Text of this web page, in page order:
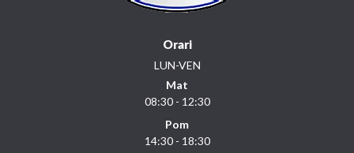
Orari
LUN-VEN
Mat
08:30 - 12:30
Pom
14:30 - 18:30